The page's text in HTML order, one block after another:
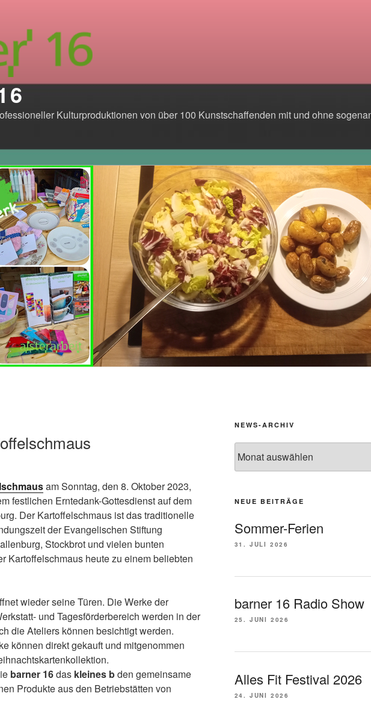
Kulturproduktionen von über 100 Kunstschaffenden mit und ohne
am Sonntag, den 8. Oktober 2023,
festlichen Erntedank-Gottesdienst auf dem
Der Kartoffelschmaus ist das traditionelle
der Evangelischen Stiftung
Stockbrot und vielen bunten
Kartoffelschmaus heute zu einem beliebten
wieder seine Türen. Die Werke der
und Tagesförderbereich werden in der
die Ateliers können besichtigt werden.
können direkt gekauft und mitgenommen
barner 16das kleines bden gemeinsame
Produkte aus den Betriebstätten von
NEWS-ARCHIV
Archiv
NEUE BEITRÄGE
Sommer-Ferien
31. JULI 2026
barner 16 Radio Show
25. JUNI 2026
Alles Fit Festival 2026
24. JUNI 2026